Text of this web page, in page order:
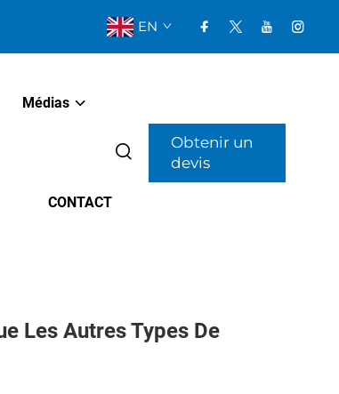
EN
Médias
CONTACT
Obtenir un
devis
Les Autres Types De